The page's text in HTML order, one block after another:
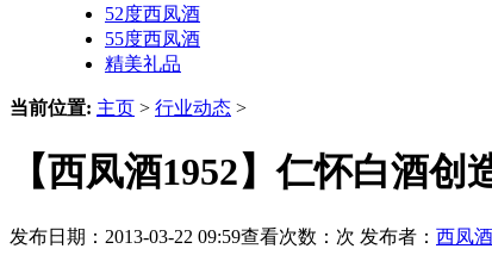
52度西凤酒
55度西凤酒
精美礼品
当前位置: 主页 > 行业动态 >
【西凤酒1952】仁怀白酒
发布日期：2013-03-22 09:59查看次数： 次 发布者： 西凤